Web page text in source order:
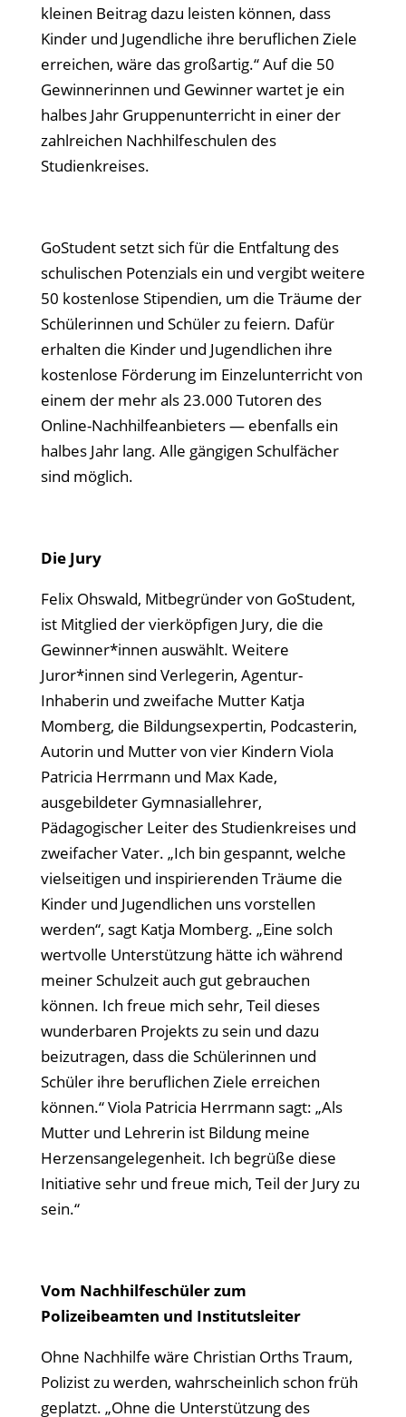
kleinen Beitrag dazu leisten können, dass
Kinder und Jugendliche ihre beruflichen Ziele
erreichen, wäre das großartig.“ Auf die 50
Gewinnerinnen und Gewinner wartet je ein
halbes Jahr Gruppenunterricht in einer der
zahlreichen Nachhilfeschulen des
Studienkreises.
GoStudent setzt sich für die Entfaltung des
schulischen Potenzials ein und vergibt weitere
50 kostenlose Stipendien, um die Träume der
Schülerinnen und Schüler zu feiern. Dafür
erhalten die Kinder und Jugendlichen ihre
kostenlose Förderung im Einzelunterricht von
einem der mehr als 23.000 Tutoren des
Online-Nachhilfeanbieters — ebenfalls ein
halbes Jahr lang. Alle gängigen Schulfächer
sind möglich.
Die Jury
Felix Ohswald, Mitbegründer von GoStudent,
ist Mitglied der vierköpfigen Jury, die die
Gewinner*innen auswählt. Weitere
Juror*innen sind Verlegerin, Agentur-
Inhaberin und zweifache Mutter Katja
Momberg, die Bildungsexpertin, Podcasterin,
Autorin und Mutter von vier Kindern Viola
Patricia Herrmann und Max Kade,
ausgebildeter Gymnasiallehrer,
Pädagogischer Leiter des Studienkreises und
zweifacher Vater. „Ich bin gespannt, welche
vielseitigen und inspirierenden Träume die
Kinder und Jugendlichen uns vorstellen
werden“, sagt Katja Momberg. „Eine solch
wertvolle Unterstützung hätte ich während
meiner Schulzeit auch gut gebrauchen
können. Ich freue mich sehr, Teil dieses
wunderbaren Projekts zu sein und dazu
beizutragen, dass die Schülerinnen und
Schüler ihre beruflichen Ziele erreichen
können.“ Viola Patricia Herrmann sagt: „Als
Mutter und Lehrerin ist Bildung meine
Herzensangelegenheit. Ich begrüße diese
Initiative sehr und freue mich, Teil der Jury zu
sein.“
Vom Nachhilfeschüler zum
Polizeibeamten und Institutsleiter
Ohne Nachhilfe wäre Christian Orths Traum,
Polizist zu werden, wahrscheinlich schon früh
geplatzt. „Ohne die Unterstützung des